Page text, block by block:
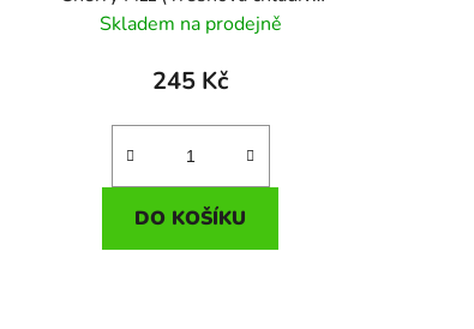
limonáda) 10ml - 10mg
Skladem na prodejně
245 Kč
DO KOŠÍKU